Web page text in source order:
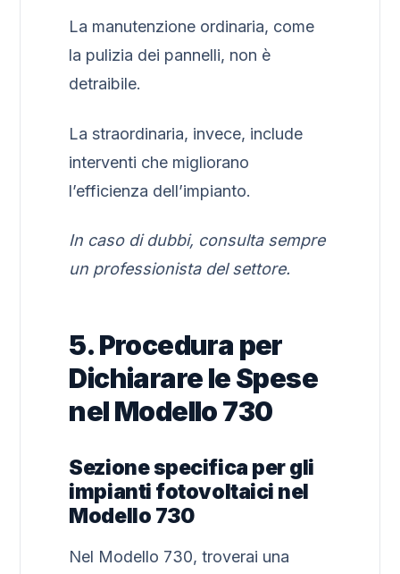
La manutenzione ordinaria, come
la pulizia dei pannelli, non è
detraibile.
La straordinaria, invece, include
interventi che migliorano
l’efficienza dell’impianto.
In caso di dubbi, consulta sempre
un professionista del settore.
5. Procedura per
Dichiarare le Spese
nel Modello 730
Sezione specifica per gli
impianti fotovoltaici nel
Modello 730
Nel Modello 730, troverai una